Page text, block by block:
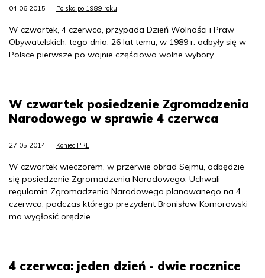
04.06.2015 Polska po 1989 roku
W czwartek, 4 czerwca, przypada Dzień Wolności i Praw
Obywatelskich; tego dnia, 26 lat temu, w 1989 r. odbyły się w
Polsce pierwsze po wojnie częściowo wolne wybory.
W czwartek posiedzenie Zgromadzenia
Narodowego w sprawie 4 czerwca
27.05.2014 Koniec PRL
W czwartek wieczorem, w przerwie obrad Sejmu, odbędzie
się posiedzenie Zgromadzenia Narodowego. Uchwali
regulamin Zgromadzenia Narodowego planowanego na 4
czerwca, podczas którego prezydent Bronisław Komorowski
ma wygłosić orędzie.
4 czerwca: jeden dzień - dwie rocznice